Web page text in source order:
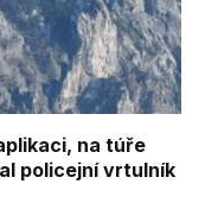
na túře
policejní vrtulník